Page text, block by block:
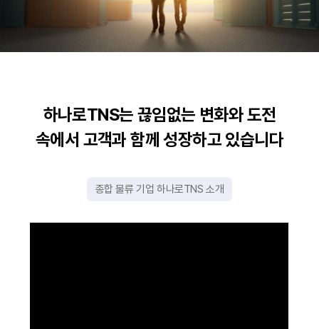
하나로TNS는 끊임없는 변화와도전
속에서 고객과 함께 성장하고 있습니다
종합 물류 기업 하나로TNS 소개